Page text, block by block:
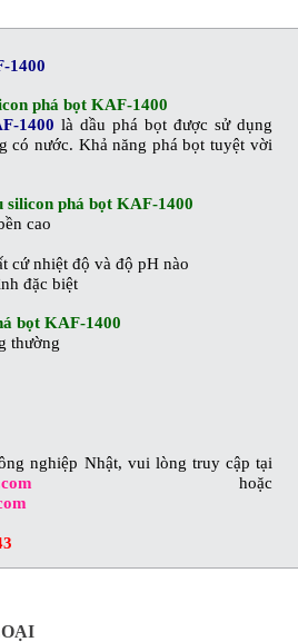
1400
phá bọt KAF-1400
1400 là dầu phá bọt được sử dụng
có nước. Khả năng phá bọt tuyệt vời
silicon phá bọt KAF-1400
cao
cứ nhiệt độ và độ pH nào
đặc biệt
bọt KAF-1400
thường
nghiệp Nhật, vui lòng truy cập tại
hoặc